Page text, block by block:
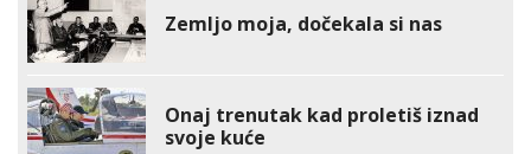
Zemljo moja, dočekala si nas
Onaj trenutak kad proletiš iznad
svoje kuće